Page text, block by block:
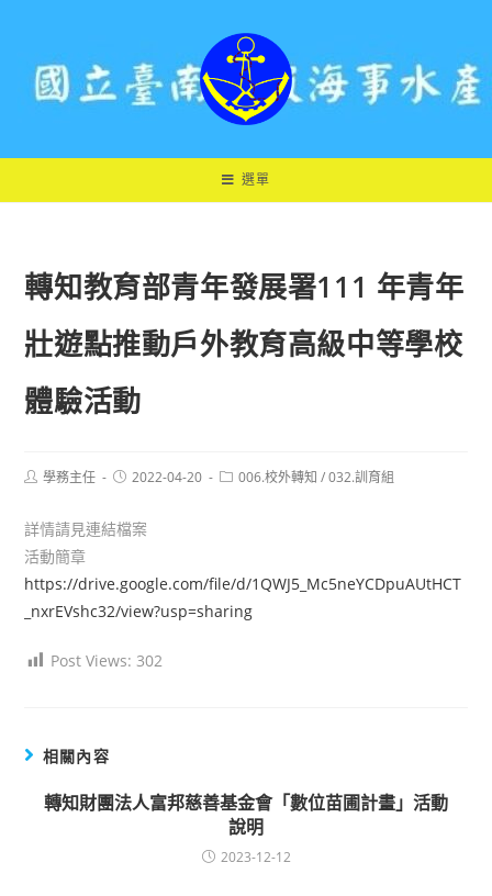
選單
轉知教育部青年發展署111 年青年
壯遊點推動戶外教育高級中等學校
體驗活動
Post學務主任
Post2022-04-20
Post006.校外轉知 / 032.訓育組
詳情請見連結檔案
活動簡章
https://drive.google.com/file/d/1QWJ5_Mc5neYCDpuAUtHCT
_nxrEVshc32/view?usp=sharing
Post Views: 302
相關內容
轉知財團法人富邦慈善基金會「數位苗圃計畫」活動
說明
2023-12-12